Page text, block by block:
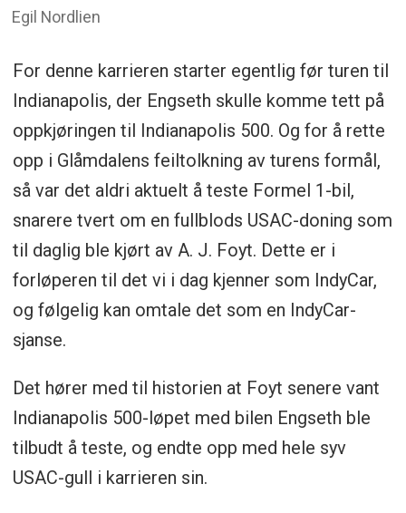
Egil Nordlien
For denne karrieren starter egentlig før turen til
Indianapolis, der Engseth skulle komme tett på
oppkjøringen til Indianapolis 500. Og for å rette
opp i Glåmdalens feiltolkning av turens formål,
så var det aldri aktuelt å teste Formel 1-bil,
snarere tvert om en fullblods USAC-doning som
til daglig ble kjørt av A. J. Foyt. Dette er i
forløperen til det vi i dag kjenner som IndyCar,
og følgelig kan omtale det som en IndyCar-
sjanse.
Det hører med til historien at Foyt senere vant
Indianapolis 500-løpet med bilen Engseth ble
tilbudt å teste, og endte opp med hele syv
USAC-gull i karrieren sin.